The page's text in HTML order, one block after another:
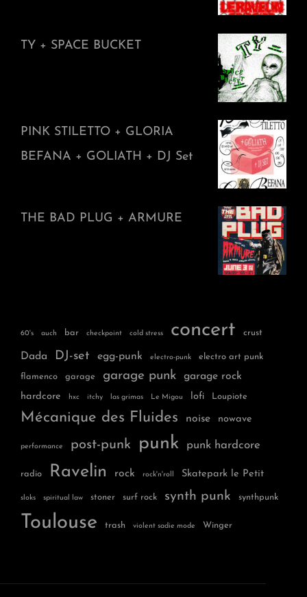
TY + SPACE BUCKET
PINK STILETTO + GLORIA
BEFANA + GOLIATH + DJ Set
THE BAD PLUG + ARMURE
60's auch bar checkpoint cold stress concert crust
Dada DJ-set egg-punk electro-punk electro art punk
flamenco garage garage punk garage rock
hardcore hxc itchy las grimas Le Migou lofi Loupiote
Mécanique des Fluides noise nowave
performance post-punk punk punk hardcore
radio Ravelin rock rock'n'roll Skatepark le Petit
sloks spiritual law stoner surf rock synth punk synthpunk
Toulouse trash violent sadie mode Winger